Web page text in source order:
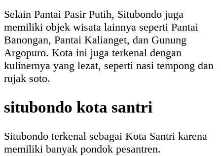
Selain Pantai Pasir Putih, Situbondo juga
memiliki objek wisata lainnya seperti Pantai
Banongan, Pantai Kalianget, dan Gunung
Argopuro. Kota ini juga terkenal dengan
kulinernya yang lezat, seperti nasi tempong dan
rujak soto.
situbondo kota santri
Situbondo terkenal sebagai Kota Santri karena
memiliki banyak pondok pesantren.